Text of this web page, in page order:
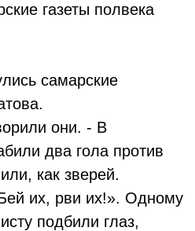
газеты полвека
самарские
они. - В
два гола против
как зверей.
их, рви их!». Одному
подбили глаз,